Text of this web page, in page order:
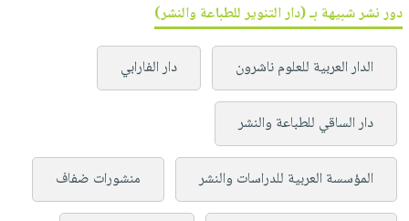
دور نشر شبيهة بـ (دار التنوير للطباعة والنشر)
الدار العربية للعلوم ناشرون دار الفارابي
دار الساقي للطباعة والنشر
المؤسسة العربية للدراسات والنشر منشورات ضفاف